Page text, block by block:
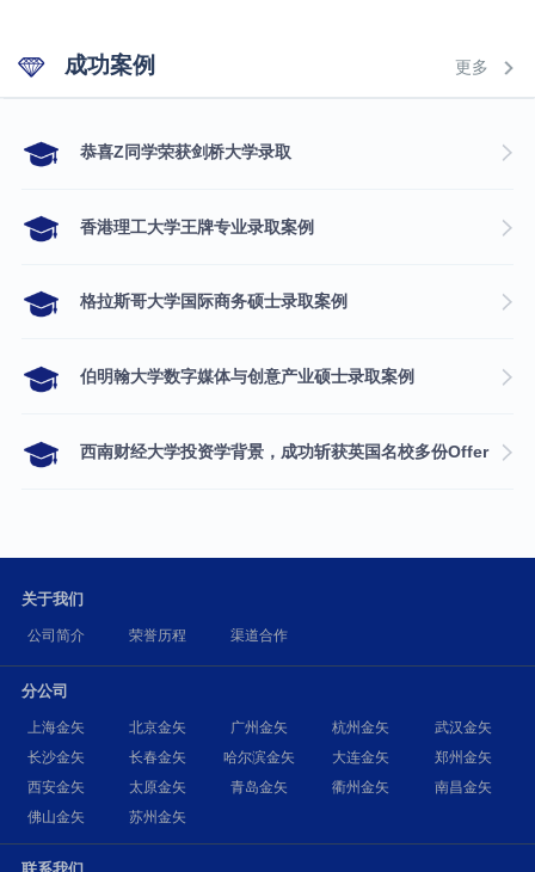
成功案例 更多
​恭喜Z同学荣获剑桥大学录取
香港理工大学王牌专业录取案例
格拉斯哥大学国际商务硕士录取案例
伯明翰大学数字媒体与创意产业硕士录取案例
西南财经大学投资学背景，成功斩获英国名校多份Offer
关于我们
公司简介 荣誉历程 渠道合作
分公司
上海金矢 北京金矢 广州金矢 杭州金矢
武汉金矢
长沙金矢
长春金矢 哈尔滨金矢 大连金矢
郑州金矢
西安金矢
太原金矢 青岛金矢 衢州金矢
南昌金矢
佛山金矢
苏州金矢